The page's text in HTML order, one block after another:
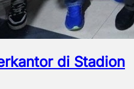
di Stadion